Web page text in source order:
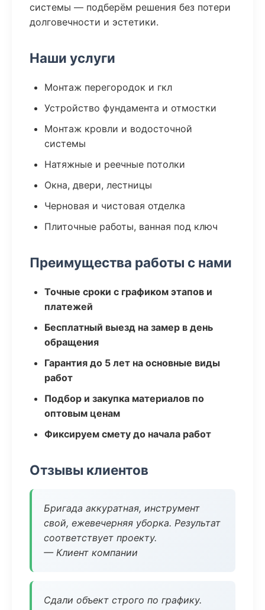
системы — подберём решения без потери
долговечности и эстетики.
Наши услуги
Монтаж перегородок и гкл
Устройство фундамента и отмостки
Монтаж кровли и водосточной
системы
Натяжные и реечные потолки
Окна, двери, лестницы
Черновая и чистовая отделка
Плиточные работы, ванная под ключ
Преимущества работы с нами
Точные сроки с графиком этапов и
платежей
Бесплатный выезд на замер в день
обращения
Гарантия до 5 лет на основные виды
работ
Подбор и закупка материалов по
оптовым ценам
Фиксируем смету до начала работ
Отзывы клиентов
Бригада аккуратная, инструмент
свой, ежевечерняя уборка. Результат
соответствует проекту.
— Клиент компании
Сдали объект строго по графику.